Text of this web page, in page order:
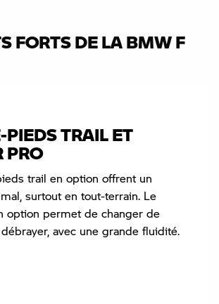
FORTS DE LA BMW F
PIEDS TRAIL ET
PRO
trail en option offrent un
surtout en tout-terrain. Le
option permet de changer de
avec une grande fluidité.